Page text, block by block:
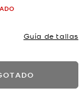
Guía de tallas